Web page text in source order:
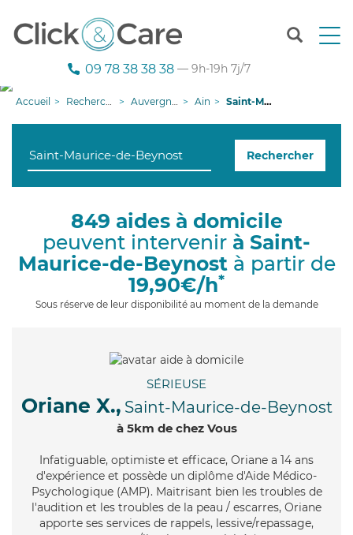
T
n
g
n
09 78 38 38 38 — 9h-19h 7j/7
Accueil Recherche aide à domicile Auvergne-Rhône-Alpes Ain Saint-Maurice-de-Beynost
Rechercher
849 aides à domicile
peuvent intervenir à Saint-
Maurice-de-Beynostà partir de
19,90€/h*
Sous réserve de leur disponibilité au moment de la demande
SÉRIEUSE
Oriane X., Saint-Maurice-de-Beynost
à 5km de chez Vous
Infatiguable, optimiste et efficace, Oriane a 14 ans
d'expérience et possède un diplôme d'Aide Médico-
Psychologique (AMP). Maitrisant bien les troubles de
l'audition et les troubles de la peau / escarres, Oriane
apporte ses services de rappels, lessive/repassage,